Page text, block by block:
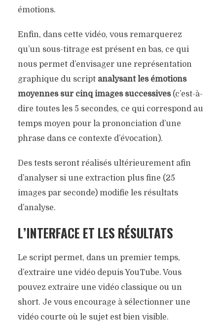
émotions.
Enfin, dans cette vidéo, vous remarquerez
qu’un sous-titrage est présent en bas, ce qui
nous permet d’envisager une représentation
graphique du script analysant les émotions
moyennes sur cinq images successives(c’est-à-
dire toutes les 5 secondes, ce qui correspond au
temps moyen pour la prononciation d’une
phrase dans ce contexte d’évocation).
Des tests seront réalisés ultérieurement afin
d’analyser si une extraction plus fine (25
images par seconde) modifie les résultats
d’analyse.
L’INTERFACE ET LES RÉSULTATS
Le script permet, dans un premier temps,
d’extraire une vidéo depuis YouTube. Vous
pouvez extraire une vidéo classique ou un
short. Je vous encourage à sélectionner une
vidéo courte où le sujet est bien visible.